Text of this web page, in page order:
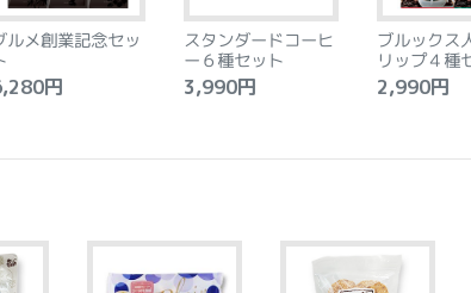
ルメ創業記念セッ
円
スタンダードコーヒ
ー６種セット
3,990円
ブルックス
リップ４種
2,990円